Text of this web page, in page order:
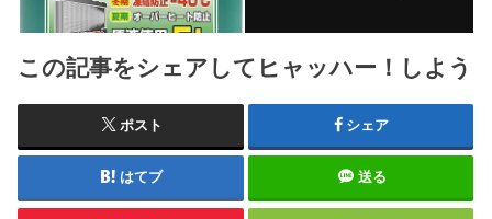
この記事をシェアしてヒャッハー！しよう
ポスト シェア
はてブ 送る